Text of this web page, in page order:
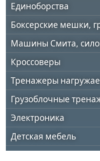
Единоборства
Боксерские мешки,
Машины Смита,
Кроссоверы
Тренажеры
Грузоблочные
Электроника
Детская мебель